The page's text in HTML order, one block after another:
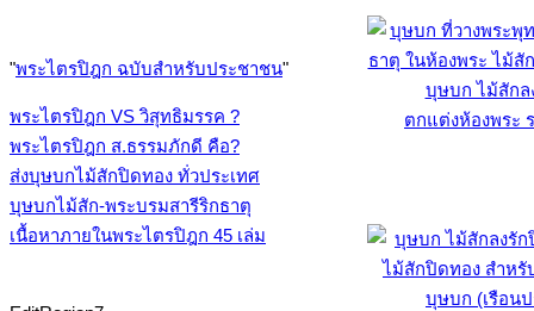
"พระไตรปิฎก ฉบับสำหรับประชาชน"
พระไตรปิฎก VS วิสุทธิมรรค ?
พระไตรปิฎก ส.ธรรมภักดี คือ?
ส่งบุษบกไม้สักปิดทอง ทั่วประเทศ
บุษบกไม้สัก-พระบรมสารีริกธาตุ
เนื้อหาภายในพระไตรปิฎก 45 เล่ม
บุษบก ไม้สักล
ตกแต่งห้องพระ
บุษบก (เรือน